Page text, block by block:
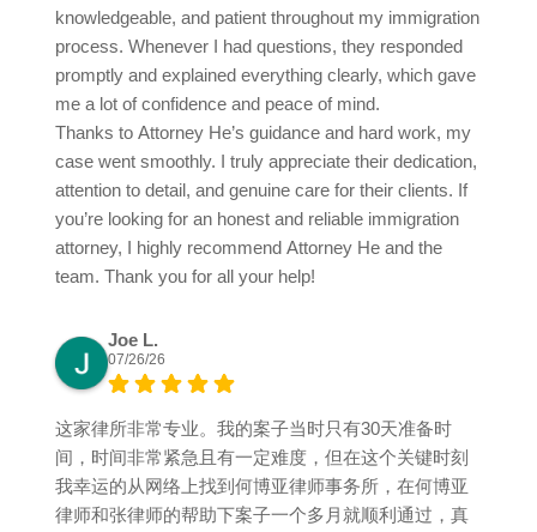
knowledgeable, and patient throughout my immigration
process. Whenever I had questions, they responded
promptly and explained everything clearly, which gave
me a lot of confidence and peace of mind.
Thanks to Attorney He’s guidance and hard work, my
case went smoothly. I truly appreciate their dedication,
attention to detail, and genuine care for their clients. If
you’re looking for an honest and reliable immigration
attorney, I highly recommend Attorney He and the
team. Thank you for all your help!
Joe L.
07/26/26
这家律所非常专业。我的案子当时只有30天准备时
间，时间非常紧急且有一定难度，但在这个关键时刻
我幸运的从网络上找到何博亚律师事务所，在何博亚
律师和张律师的帮助下案子一个多月就顺利通过，真